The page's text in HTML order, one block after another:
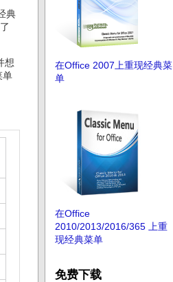
典
想
单
在Office 2007上重现经典菜
单
在Office
2010/2013/2016/365 上重
现经典菜单
免费下载